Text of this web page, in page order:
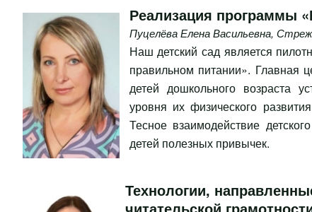
Реализация программы
Пуцелёва Елена Васильевна,
Наш детский сад является
правильном питании». Главная
детей дошкольного возраста
уровня их физического
Тесное взаимодействие
детей полезных привычек.
Технологии,
читательской